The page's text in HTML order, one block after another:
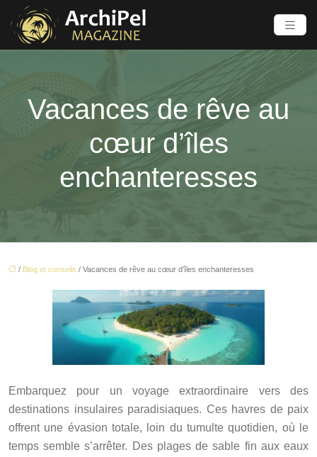
Vacances de rêve au
cœur d’îles
enchanteresses
/ Blog et conseils / Vacances de rêve au cœur d’îles enchanteresses
Embarquez pour un voyage extraordinaire vers des
destinations insulaires paradisiaques. Ces havres de paix
offrent une évasion totale, loin du tumulte quotidien, où le
temps semble s’arrêter. Des plages de sable fin aux eaux